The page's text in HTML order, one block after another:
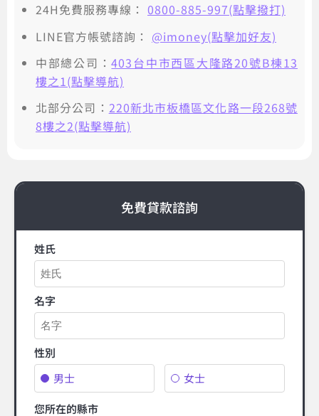
24H免費服務專線： 0800-885-997(點擊撥打)
LINE官方帳號諮詢： @imoney(點擊加好友)
中部總公司：403台中市西區大隆路20號B棟13
樓之1(點擊導航)
北部分公司： 220新北市板橋區文化路一段268號
8樓之2(點擊導航)
免費貸款諮詢
姓氏
名字
性別
男士
女士
您所在的縣市